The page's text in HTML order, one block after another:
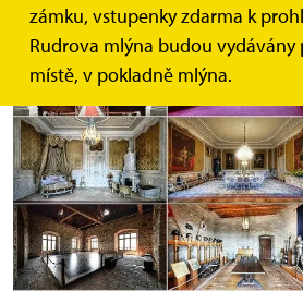
zámku, vstupenky zdarma k
Rudrova mlýna budou vydávány
místě, v pokladně mlýna.